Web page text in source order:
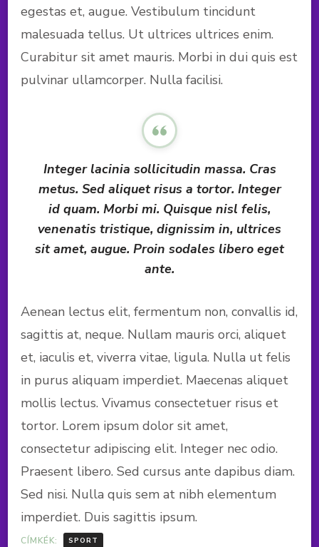
egestas et, augue. Vestibulum tincidunt
malesuada tellus. Ut ultrices ultrices enim.
Curabitur sit amet mauris. Morbi in dui quis est
pulvinar ullamcorper. Nulla facilisi.
Integer lacinia sollicitudin massa. Cras
metus. Sed aliquet risus a tortor. Integer
id quam. Morbi mi. Quisque nisl felis,
venenatis tristique, dignissim in, ultrices
sit amet, augue. Proin sodales libero eget
ante.
Aenean lectus elit, fermentum non, convallis id,
sagittis at, neque. Nullam mauris orci, aliquet
et, iaculis et, viverra vitae, ligula. Nulla ut felis
in purus aliquam imperdiet. Maecenas aliquet
mollis lectus. Vivamus consectetuer risus et
tortor. Lorem ipsum dolor sit amet,
consectetur adipiscing elit. Integer nec odio.
Praesent libero. Sed cursus ante dapibus diam.
Sed nisi. Nulla quis sem at nibh elementum
imperdiet. Duis sagittis ipsum.
CÍMKÉK: SPORT